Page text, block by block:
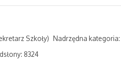
Szkoły) Nadrzędna kategoria:
8324